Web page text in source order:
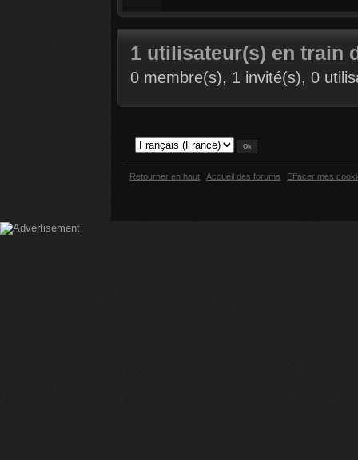
1 utilisateur(s) en train
0 membre(s), 1 invité(s), 0
Retourner en haut Accueil des forums Effacer mes